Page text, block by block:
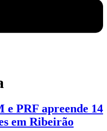
e PRF apreende 14
em Ribeirão